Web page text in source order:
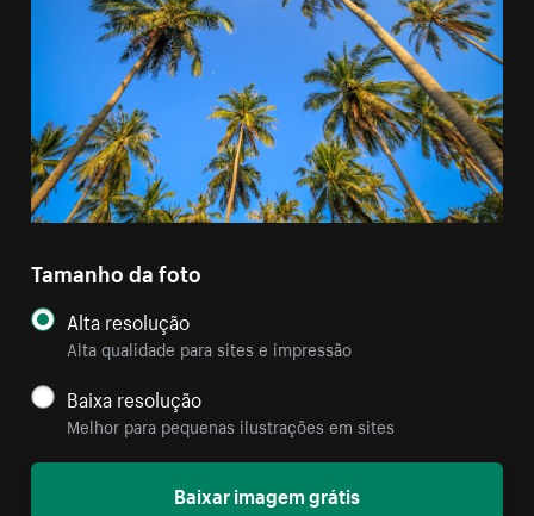
Tamanho da foto
Alta resolução
Alta qualidade para sites e impressão
Baixa resolução
Melhor para pequenas ilustrações em sites
Baixar imagem grátis